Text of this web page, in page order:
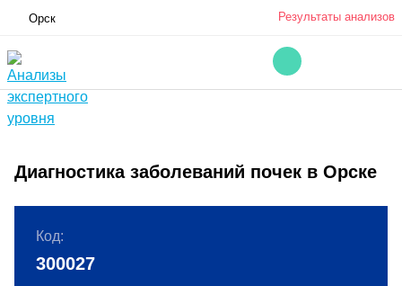
Орск Результаты анализов
Диагностика заболеваний почек в Орске
Код:
300027